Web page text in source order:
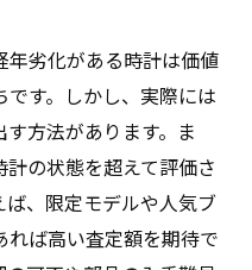
解と正しい知識まと
から買取までの実践
年劣化がある時計は価値
す。しかし、実際には
方法があります。ま
の状態を超えて評価さ
、限定モデルや人気ブ
れば高い査定額を期待で